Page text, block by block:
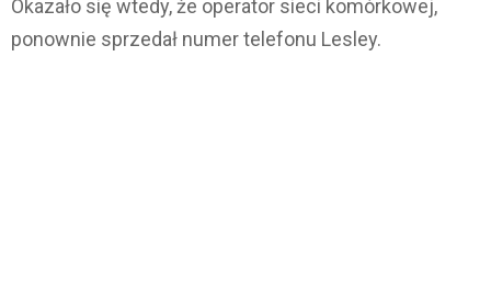
Okazało się wtedy, że operator sieci komórkowej,
ponownie sprzedał numer telefonu Lesley.